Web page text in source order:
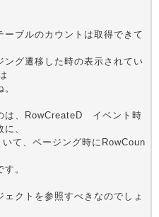
ーブルのカウントは取得できて
ング遷移した時の表示されてい
は、RowCreateD イベント時
、
て、ページング時にRowCoun
。
ェクトを参照すべきなのでしょ